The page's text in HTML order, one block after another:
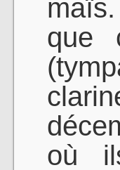
que
où